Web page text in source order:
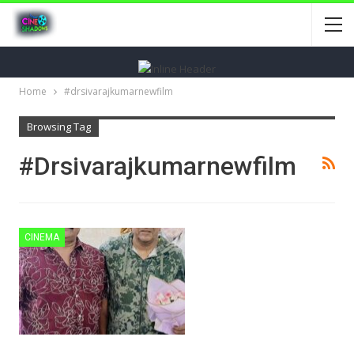
Home #drsivarajkumarnewfilm
Browsing Tag
#drsivarajkumarnewfilm
CINEMA